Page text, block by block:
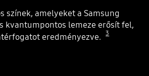
színek, amelyeket a Samsung
kvantumpontos lemeze erősít fel,
eredményezve.
3